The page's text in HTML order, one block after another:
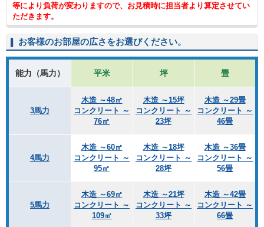
等により負荷が変わりますので、お見積時に担当者より算定させてい
ただきます。
お客様のお部屋の広さをお選びください。
能力（馬力） 平米 坪 畳
3馬力
木造 ～48㎡
コンクリート ～
76㎡
木造 ～15坪
コンクリート ～
23坪
木造 ～29畳
コンクリート ～
46畳
4馬力
木造 ～60㎡
コンクリート ～
95㎡
木造 ～18坪
コンクリート ～
28坪
木造 ～36畳
コンクリート ～
56畳
5馬力
木造 ～69㎡
コンクリート ～
109㎡
木造 ～21坪
コンクリート ～
33坪
木造 ～42畳
コンクリート ～
66畳